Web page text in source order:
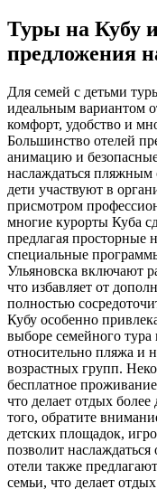
Туры на Кубу
предложения
Для семей с детьми
идеальным вариантом
комфорт, удобство и
Большинство отелей
анимацию и
наслаждаться
дети участвуют в
присмотром
многие курорты Куба
предлагая просторные
специальные
Ульяновска включают
что избавляет от
полностью
Кубу особенно
выборе семейного
относительно пляжа и
возрастных групп.
бесплатное
что делает отдых
того, обратите
детских площадок,
позволит
отели также
семьи, что делает